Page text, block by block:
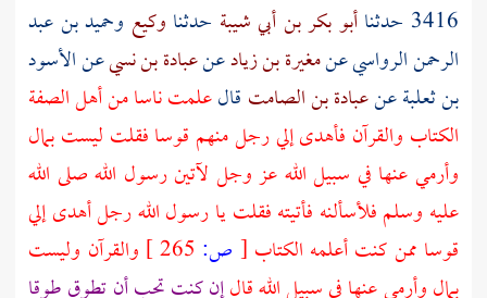
3416 حدثنا
أبو بكر بن أبي شيبة حدثنا وكيع وحميد بن عبد
الرحمن الرواسيعنمغيرة بن زيادعنعبادة بن نسيعنالأسود
بن ثعلبةعنعبادة بن الصامت قالعلمت ناسا منأهل الصفة
الكتاب والقرآن فأهدى إلي رجل منهم قوسا فقلت ليست بمال
وأرمي عنها في سبيل الله عز وجل لآتين رسول الله صلى الله
عليه وسلم فلأسألنه فأتيته فقلت يا رسول الله رجل أهدى إلي
قوسا ممن كنت أعلمه الكتاب [ ص:
والقرآن وليست
بمال وأرمي عنها في سبيل الله قالإن كنت تحب أن تطوق طوقا